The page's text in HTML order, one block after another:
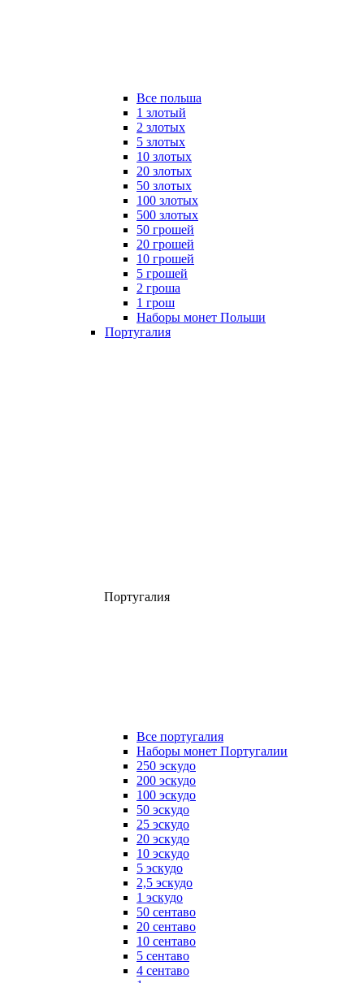
Все польша
1 злотый
2 злотых
5 злотых
10 злотых
20 злотых
50 злотых
100 злотых
500 злотых
50 грошей
20 грошей
10 грошей
5 грошей
2 гроша
1 грош
Наборы монет Польши
Португалия
Португалия
Все португалия
Наборы монет Португалии
250 эскудо
200 эскудо
100 эскудо
50 эскудо
25 эскудо
20 эскудо
10 эскудо
5 эскудо
2,5 эскудо
1 эскудо
50 сентаво
20 сентаво
10 сентаво
5 сентаво
4 сентаво